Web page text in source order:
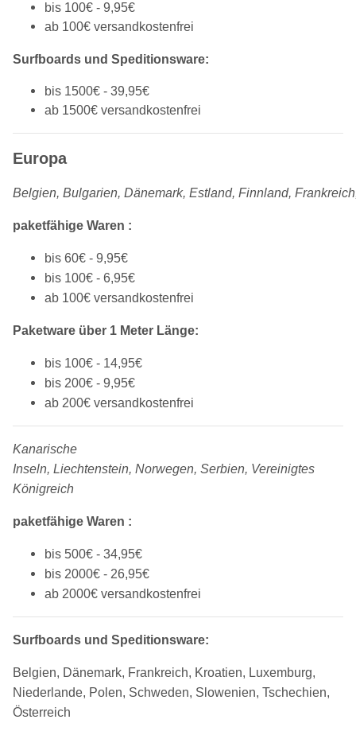
bis 100€ - 9,95€
ab 100€ versandkostenfrei
Surfboards und Speditionsware:
bis 1500€ - 39,95€
ab 1500€ versandkostenfrei
Europa
Belgien, Bulgarien, Dänemark, Estland, Finnland,
paketfähige Waren :
bis 60€ - 9,95€
bis 100€ - 6,95€
ab 100€ versandkostenfrei
Paketware über 1 Meter Länge:
bis 100€ - 14,95€
bis 200€ - 9,95€
ab 200€ versandkostenfrei
Kanarische
Inseln, Liechtenstein, Norwegen, Serbien, Vereinigtes
Königreich
paketfähige Waren :
bis 500€ - 34,95€
bis 2000€ - 26,95€
ab 2000€ versandkostenfrei
Surfboards und Speditionsware:
Belgien, Dänemark, Frankreich, Kroatien, Luxemburg,
Niederlande, Polen, Schweden, Slowenien, Tschechien,
Österreich